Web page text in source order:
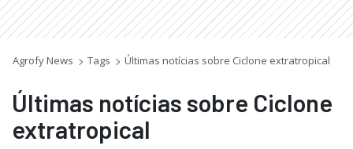
Agrofy News Tags Últimas notícias sobre Ciclone extratropical
Últimas notícias sobre Ciclone
extratropical